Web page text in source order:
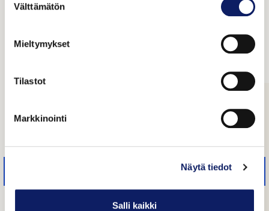
valinta
Välttämätön
Mieltymykset
Tilastot
Markkinointi
Näytä tiedot
Salli kaikki